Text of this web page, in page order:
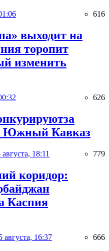
616
выходит на
торопит
изменить
626
Южный Кавказ
августа, 18:11 779
коридор:
Каспия
августа, 16:37 666